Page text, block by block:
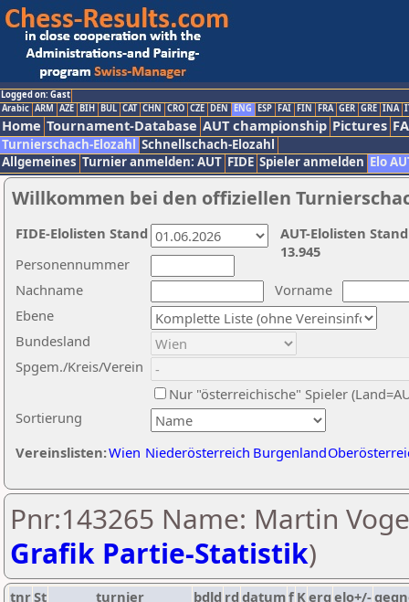
Logged on: Gast
Arabic ARM AZE BIH BUL CAT CHN CRO CZE DEN ENG ESP FAI FIN FRA GER GRE INA
Home Tournament-Database AUT championship Pictures
Turnierschach-Elozahl Schnellschach-Elozahl
Allgemeines Turnier anmelden: AUT FIDE Spieler anmelden Elo
Willkommen bei den offiziellen
Nachname
Vorname
Ebene
Sortierung
Personennummer
Bundesland
Spgem./Kreis/Verein
Nur "österreichische" Spieler
Vereinslisten:Wien Niederösterreich Burgenland
AUT-Elolisten
13.945
FIDE-Elolisten Stand
Pnr:143265 Name: Martin
Grafik Partie-Statistik)
tnrSt turnier bdld rd datumf Kerg elo+/-